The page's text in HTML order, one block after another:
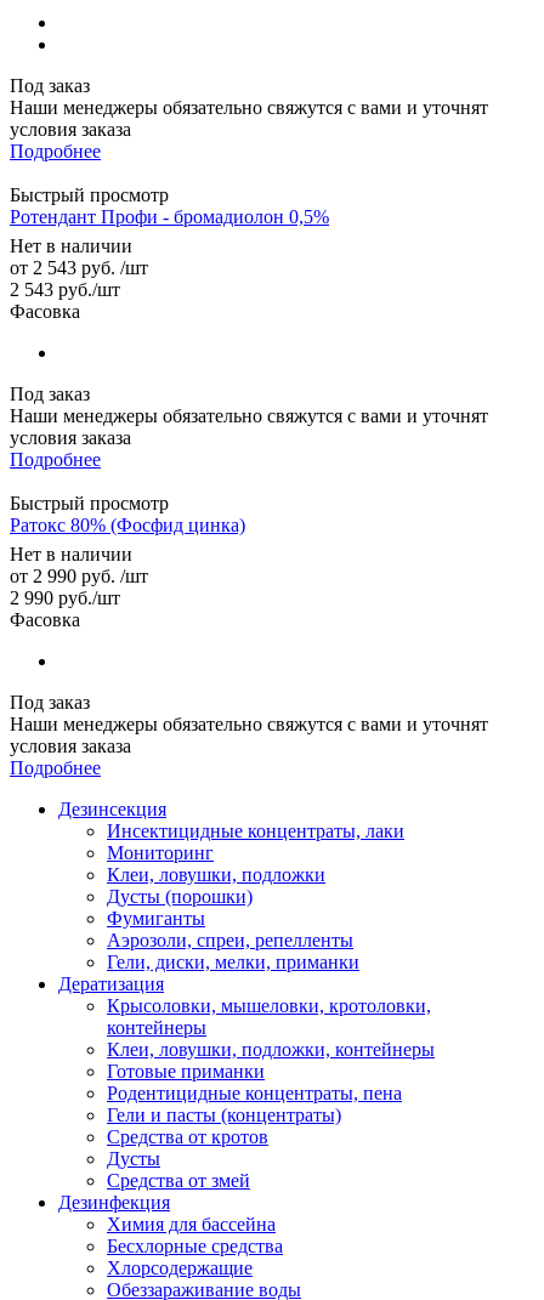
Под заказ
Наши менеджеры обязательно свяжутся с вами и уточнят
условия заказа
Подробнее
Быстрый просмотр
Ротендант Профи - бромадиолон 0,5%
Нет в наличии
от 2 543 руб. /шт
2 543 руб./шт
Фасовка
Под заказ
Наши менеджеры обязательно свяжутся с вами и уточнят
условия заказа
Подробнее
Быстрый просмотр
Ратокс 80% (Фосфид цинка)
Нет в наличии
от 2 990 руб. /шт
2 990 руб./шт
Фасовка
Под заказ
Наши менеджеры обязательно свяжутся с вами и уточнят
условия заказа
Подробнее
Дезинсекция
Инсектицидные концентраты, лаки
Мониторинг
Клеи, ловушки, подложки
Дусты (порошки)
Фумиганты
Аэрозоли, спреи, репелленты
Гели, диски, мелки, приманки
Дератизация
Крысоловки, мышеловки, кротоловки,
контейнеры
Клеи, ловушки, подложки, контейнеры
Готовые приманки
Родентицидные концентраты, пена
Гели и пасты (концентраты)
Средства от кротов
Дусты
Средства от змей
Дезинфекция
Химия для бассейна
Бесхлорные средства
Хлорсодержащие
Обеззараживание воды